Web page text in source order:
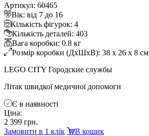
Артикул: 60465
ік: від 7 до 16
Кількість фігурок: 4
Кількість деталей: 403
ага коробки: 0.8 к
Розмір коробки (ДхШхВ): 38 x 26 x 8 см
LEGO CITY Городские службы
Літак швидкої медичної допомоги
Є в наявності
Ціна:
2 399 грн.
Замовити в 1 клік
кошик